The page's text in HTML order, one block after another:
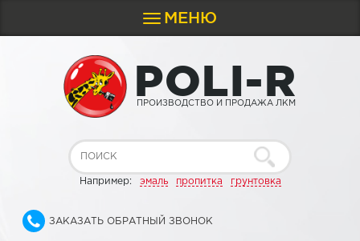
Toggle
navigation
МЕНЮ
POLI-R
ПРОИЗВОДСТВО И ПРОДАЖА ЛКМ
Например: эмаль пропитка грунтовка
ЗАКАЗАТЬ ОБРАТНЫЙ ЗВОНОК